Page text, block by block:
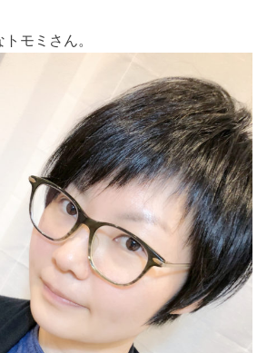
モミさん。